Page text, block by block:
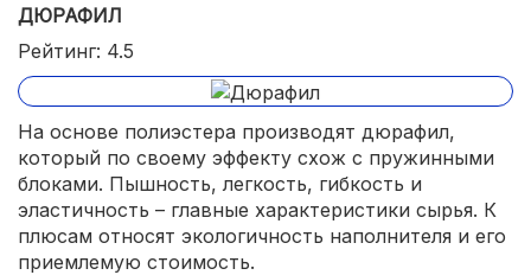
ДЮРАФИЛ
Рейтинг: 4.5
На основе полиэстера производят дюрафил,
который по своему эффекту схож с пружинными
блоками. Пышность, легкость, гибкость и
эластичность – главные характеристики сырья. К
плюсам относят экологичность наполнителя и его
приемлемую стоимость.